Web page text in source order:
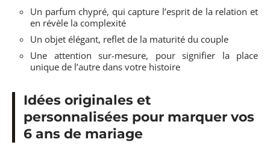
Un parfum chypré, qui capture l’esprit de la relation et
en révèle la complexité
Un objet élégant, reflet de la maturité du couple
Une attention sur-mesure, pour signifier la place
unique de l’autre dans votre histoire
Idées originales et
personnalisées pour marquer vos
6 ans de mariage